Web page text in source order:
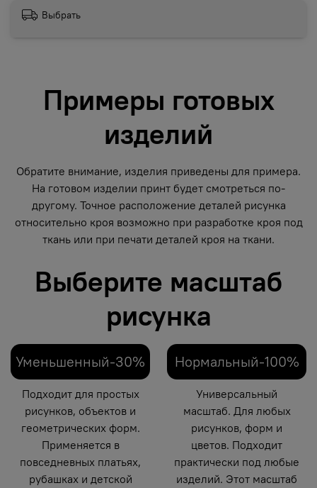
Выбрать
Примеры готовых
изделий
Обратите внимание, изделия приведены для примера.
На готовом изделии принт будет смотреться по-
другому. Точное расположение деталей рисунка
относительно кроя возможно при разработке кроя под
ткань или при печати деталей кроя на ткани.
Выберите масштаб
рисунка
Уменьшенный-30%
Подходит для простых
рисунков, объектов и
геометрических форм.
Применяется в
повседневных платьях,
рубашках и детской
Нормальный-100%
Универсальный
масштаб. Для любых
рисунков, форм и
цветов. Подходит
практически под любые
изделий. Этот масштаб